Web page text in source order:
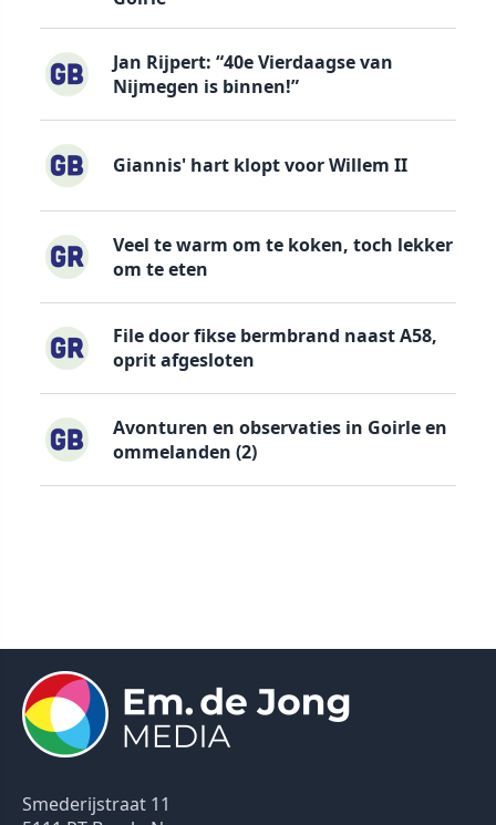
Jan Rijpert: “40e Vierdaagse van
Nijmegen is binnen!”
Giannis' hart klopt voor Willem II
Veel te warm om te koken, toch lekker
om te eten
File door fikse bermbrand naast A58,
oprit afgesloten
Avonturen en observaties in Goirle en
ommelanden (2)
Smederijstraat 11